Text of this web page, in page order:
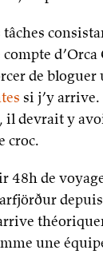
tâches
de bloguer
si j’y
devrait y
croc.
48h de
une